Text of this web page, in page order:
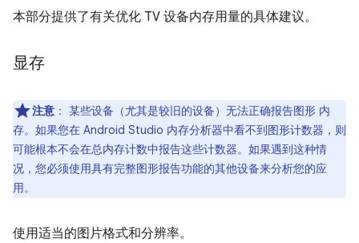
本部分提供了有关优化 TV 设备内存用量的具体建议。
显存
注意 ： 某些设备（尤其是较旧的设备）无法正确报告图形 内
存。如果您在 Android Studio 内存分析器中看不到图形计数器，则
可能根本不会在总内存计数中报告这些计数器。如果遇到这种情
况，您必须使用具有完整图形报告功能的其他设备来分析您的应
用。
使用适当的图片格式和分辨率。